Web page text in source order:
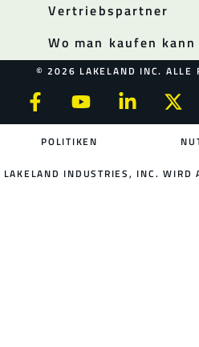
Vertriebspartner
Wo man kaufen kann
© 2026 LAKELAND INC. ALLE
POLITIKEN
LAKELAND INDUSTRIES, INC. WIRD